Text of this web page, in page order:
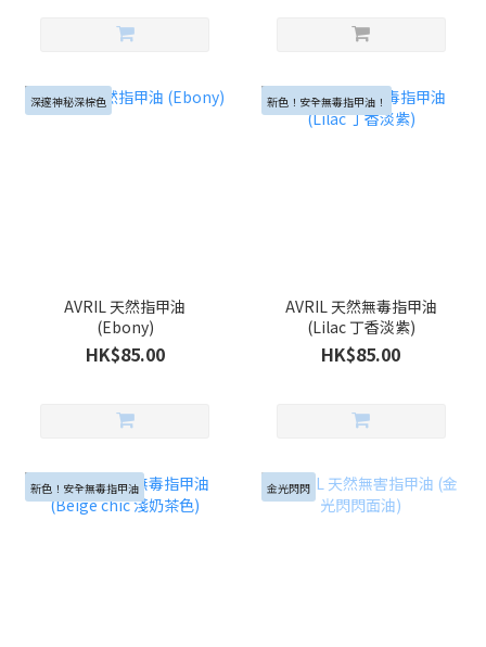
深邃神秘深棕色
AVRIL 天然指甲油
(Ebony)
HK$85.00
新色！安全無毒指甲油！
AVRIL 天然無毒指甲油
(Lilac 丁香淡紫)
HK$85.00
新色！安全無毒指甲油 金光閃閃